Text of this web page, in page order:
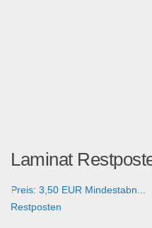
Laminat
Preis: 3,50 EUR Mindestabn...
Restposten